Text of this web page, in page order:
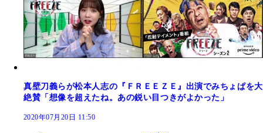
真壁刀義らが松本人志の『ＦＲＥＥＺＥ』出演でみちょぱを大
絶賛「想像を超えたね。あの鋭い目つきがよかった」
2020年07月20日 11:50